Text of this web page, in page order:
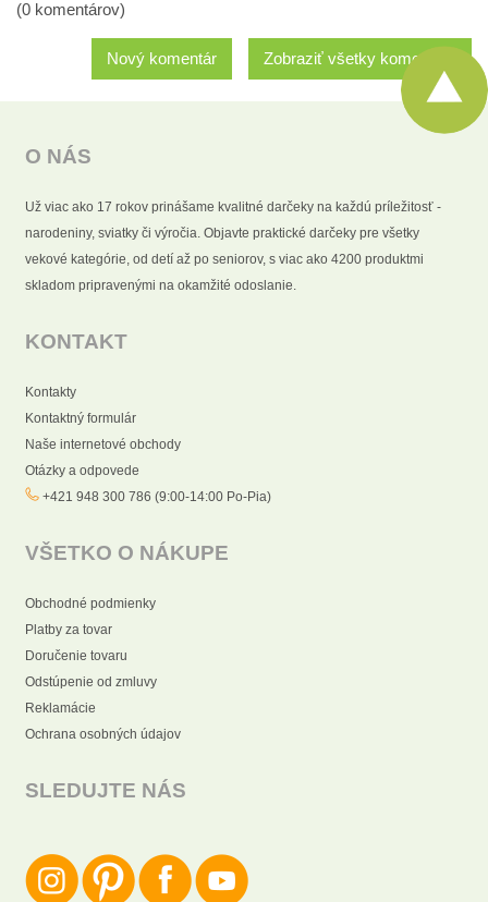
(0 komentárov)
Zobraziť všetky komentáre
Nový komentár
O NÁS
Už viac ako 17 rokov prinášame kvalitné darčeky na každú príležitosť -
narodeniny, sviatky či výročia. Objavte praktické darčeky pre všetky
vekové kategórie, od detí až po seniorov, s viac ako 4200 produktmi
skladom pripravenými na okamžité odoslanie.
KONTAKT
Kontakty
Kontaktný formulár
Naše internetové obchody
Otázky a odpovede
+421 948 300 786 (9:00-14:00 Po-Pia)
VŠETKO O NÁKUPE
Obchodné podmienky
Platby za tovar
Doručenie tovaru
Odstúpenie od zmluvy
Reklamácie
Ochrana osobných údajov
SLEDUJTE NÁS